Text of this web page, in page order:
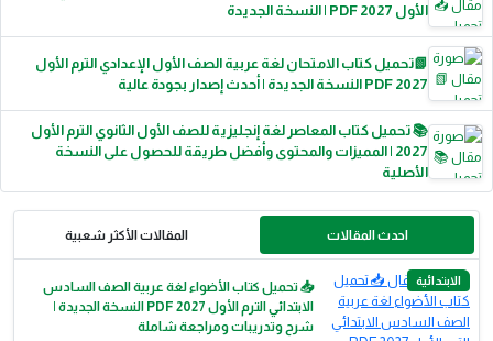
الأول 2027 PDF | النسخة الجديدة
📗تحميل كتاب الامتحان لغة عربية الصف الأول الإعدادي الترم الأول
2027 PDF النسخة الجديدة | أحدث إصدار بجودة عالية
📚 تحميل كتاب المعاصر لغة إنجليزية للصف الأول الثانوي الترم الأول
2027 | المميزات والمحتوى وأفضل طريقة للحصول على النسخة
الأصلية
احدث المقالات المقالات الأكثر شعبية
الابتدائية
📥 تحميل كتاب الأضواء لغة عربية الصف السادس
الابتدائي الترم الأول 2027 PDF النسخة الجديدة |
شرح وتدريبات ومراجعة شاملة